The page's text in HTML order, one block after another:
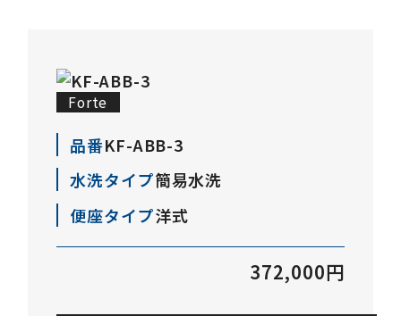
Forte
品番KF-ABB-3
水洗タイプ簡易水洗
便座タイプ洋式
372,000円